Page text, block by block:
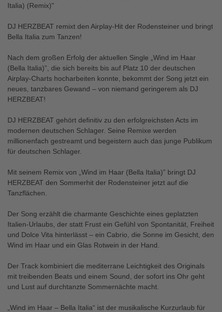
Italia) (Remix)"
DJ HERZBEAT remixt den Airplay-Hit der Rodensteiner und bringt
Bella Italia zum Tanzen!
Nach dem großen Erfolg der aktuellen Single „Wind im Haar
(Bella Italia)”, die sich bereits bis auf Platz 10 der deutschen
Airplay-Charts hocharbeiten konnte, bekommt der Song jetzt ein
neues, tanzbares Gewand – von niemand geringerem als DJ
HERZBEAT!
DJ HERZBEAT gehört definitiv zu den erfolgreichsten Acts im
modernen deutschen Schlager. Seine Remixe werden
millionenfach gestreamt und begeistern auch das junge Publikum
für deutschen Schlager.
Mit seinem Remix von „Wind im Haar (Bella Italia)” bringt DJ
HERZBEAT den Sommerhit der Rodensteiner jetzt auf die
Tanzflächen.
Der Song erzählt die charmante Geschichte eines geplatzten
Italien-Urlaubs, der statt Frust ein Gefühl von Spontanität, Freiheit
und Dolce Vita hinterlässt – ein Cabrio, die Sonne im Gesicht, den
Wind im Haar und ein Glas Rotwein in der Hand.
Der Track kombiniert die mediterrane Leichtigkeit des Originals
mit treibenden Beats und einem Sound, der sofort ins Ohr geht
und Lust auf durchtanzte Sommernächte macht.
„Wind im Haar – Bella Italia“ ist der musikalische Kurzurlaub für